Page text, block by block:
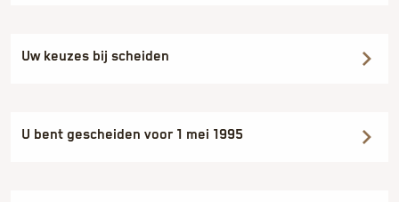
Uw keuzes bij scheiden
U bent gescheiden voor 1 mei 1995